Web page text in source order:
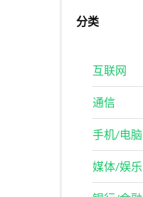
分类
互联网
通信
手机/电脑
媒体/娱乐